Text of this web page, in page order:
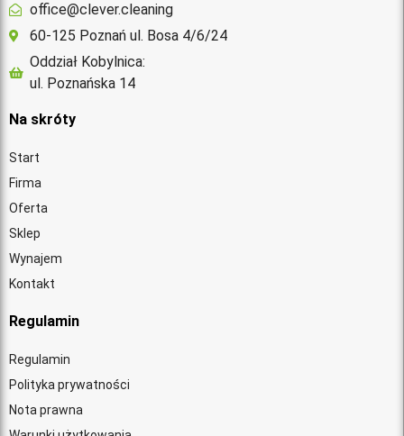
office@clever.cleaning
60-125 Poznań ul. Bosa 4/6/24
Oddział Kobylnica:
ul. Poznańska 14
Na skróty
Start
Firma
Oferta
Sklep
Wynajem
Kontakt
Regulamin
Regulamin
Polityka prywatności
Nota prawna